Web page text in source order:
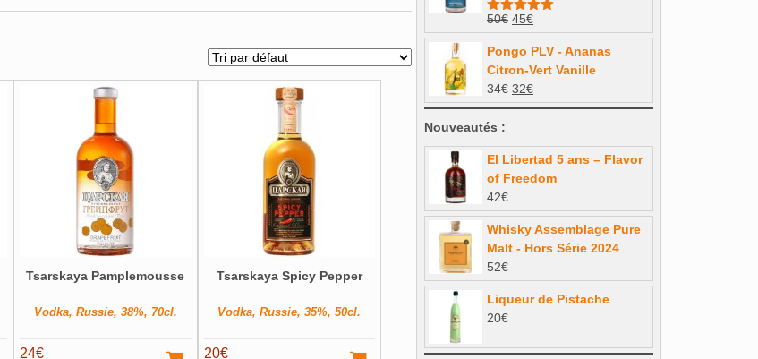
Tsarskaya Pamplemousse
Vodka, Russie, 38%, 70cl.
24€
Tsarskaya Spicy Pepper
Vodka, Russie, 35%, 50cl.
20€
26€.
23,40€.
Note5.00
sur 5
50€ Le
prix
initial
était :
50€.
45€Le
prix
actuel
est :
45€.
Pongo PLV - Ananas
Citron-Vert Vanille
34€ Le
prix
était :
34€.
32€Le
prix
est :
32€.
Nouveautés :
El Libertad 5 ans – Flavor
of Freedom
42€
Whisky Assemblage Pure
Malt - Hors Série 2024
52€
Liqueur de Pistache
20€